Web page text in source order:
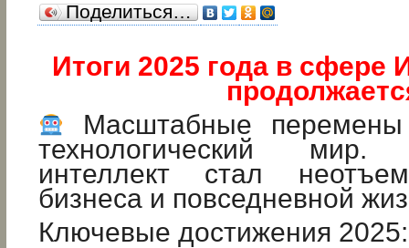
Поделиться…
Итоги 2025 года в
Масштабные перемены
технологический мир.
интеллект стал
бизнеса и повседневной
Ключевые достижения 2025: